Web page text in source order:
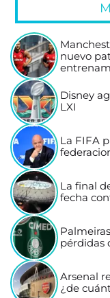
nuevo
Disney
LXI
La FIFA
La final
fecha
pérdidas
Arsenal
¿de